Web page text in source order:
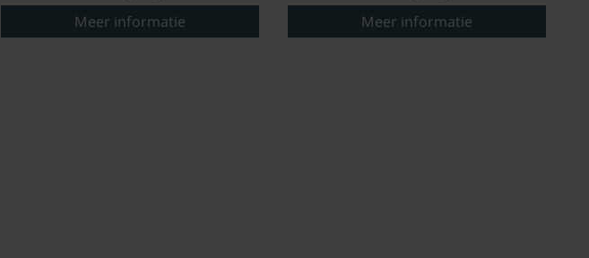
Meer informatie
Meer informatie